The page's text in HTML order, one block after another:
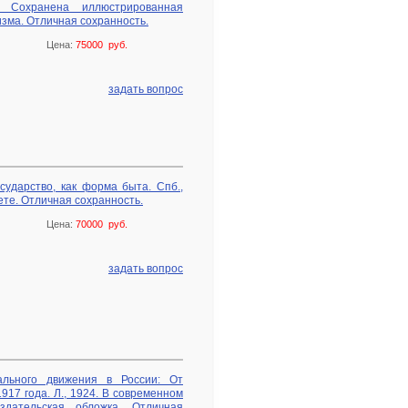
иллюстрированная
Отличная сохранность.
Цена: 75000 руб.
задать вопрос
как форма быта. Спб.,
Отличная сохранность.
Цена: 70000 руб.
задать вопрос
движения в России: От
года. Л., 1924. В современном